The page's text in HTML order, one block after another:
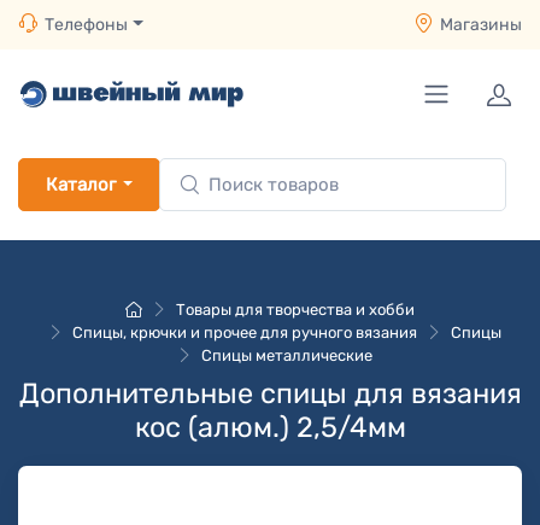
Телефоны Магазины
Каталог
Товары для творчества и хобби
Спицы, крючки и прочее для ручного вязания
Спицы
Спицы металлические
Дополнительные спицы для вязания
кос (алюм.) 2,5/4мм